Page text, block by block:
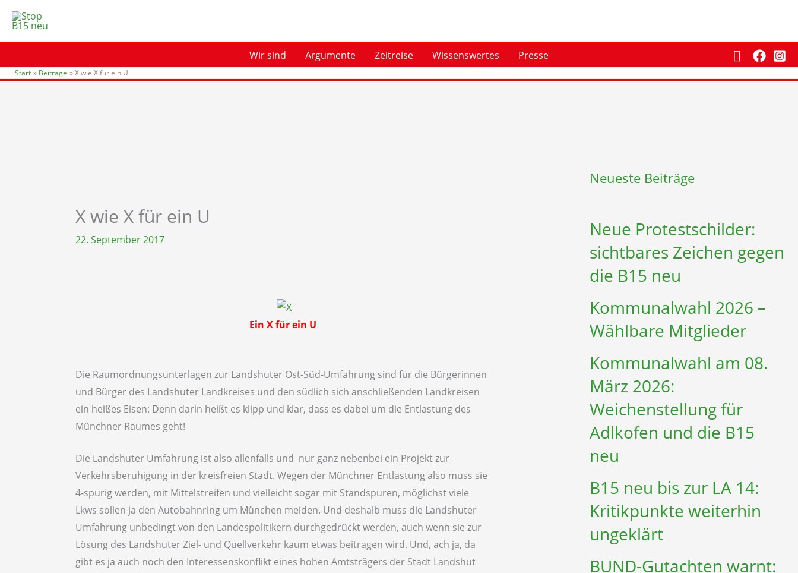
Inhalt
springen
Wir sind
Argumente Zeitreise Wissenswertes Presse Suchen
Start Beiträge X wie X für ein U
X wie X für ein U
22. September 2017
Ein X für ein U
Die Raumordnungsunterlagen zur Landshuter Ost-Süd-Umfahrung sind für die Bürgerinnen
und Bürger des Landshuter Landkreises und den südlich sich anschließenden Landkreisen
ein heißes Eisen: Denn darin heißt es klipp und klar, dass es dabei um die Entlastung des
Münchner Raumes geht!
Die Landshuter Umfahrung ist also allenfalls und nur ganz nebenbei ein Projekt zur
Verkehrsberuhigung in der kreisfreien Stadt. Wegen der Münchner Entlastung also muss sie
4-spurig werden, mit Mittelstreifen und vielleicht sogar mit Standspuren, möglichst viele
Lkws sollen ja den Autobahnring um München meiden. Und deshalb muss die Landshuter
Umfahrung unbedingt von den Landespolitikern durchgedrückt werden, auch wenn sie zur
Lösung des Landshuter Ziel- und Quellverkehr kaum etwas beitragen wird. Und, ach ja, da
gibt es ja auch noch den Interessenskonflikt eines hohen Amtsträgers der Stadt Landshut
Neueste Beiträge
Neue Protestschilder:
sichtbares Zeichen gegen
die B15 neu
Kommunalwahl 2026 –
Wählbare Mitglieder
Kommunalwahl am 08.
März 2026:
Weichenstellung für
Adlkofen und die B15
neu
B15 neu bis zur LA 14:
Kritikpunkte weiterhin
ungeklärt
BUND-Gutachten warnt: